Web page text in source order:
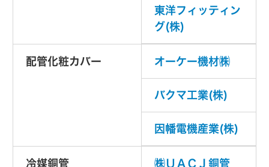
東洋フィッティン
グ(株)
配管化粧カバー オーケー機材㈱
バクマ工業(株)
因幡電機産業(株)
冷媒銅管 ㈱ＵＡＣＪ銅管